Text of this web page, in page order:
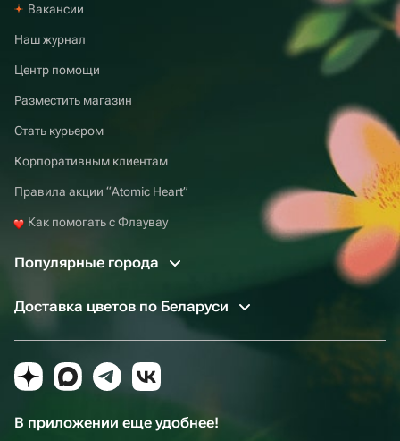
Вакансии
Наш журнал
Центр помощи
Разместить магазин
Стать курьером
Корпоративным клиентам
Правила акции “Atomic Heart”
Как помогать с Флаувау
Популярные города
Доставка цветов по Беларуси
В приложении еще удобнее!